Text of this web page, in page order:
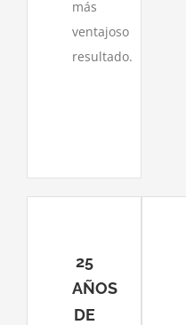
más
ventajoso
resultado.
25
AÑOS
DE